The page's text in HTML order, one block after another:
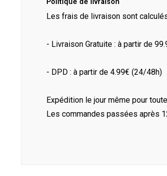
Les frais de livraison sont
- Livraison Gratuite : à partir de
- DPD : à partir de 4.99€ (24/48h)
Expédition le jour même pour
Les commandes passées après